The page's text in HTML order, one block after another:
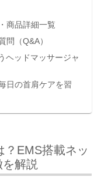
商品詳細一覧
問（Q&A）
ヘッドマッサージャ
日の首肩ケアを習
？EMS搭載ネッ
解説